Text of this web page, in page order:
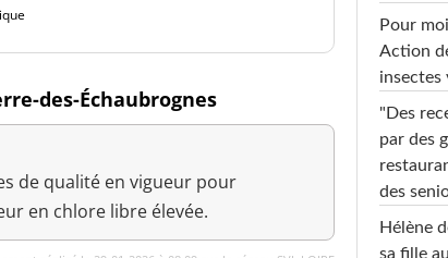
des-Échaubrognes
de qualité en vigueur pour
en chlore libre élevée.
Pour
Action
insectes
"Des
par des
des
Hélène
sa fille